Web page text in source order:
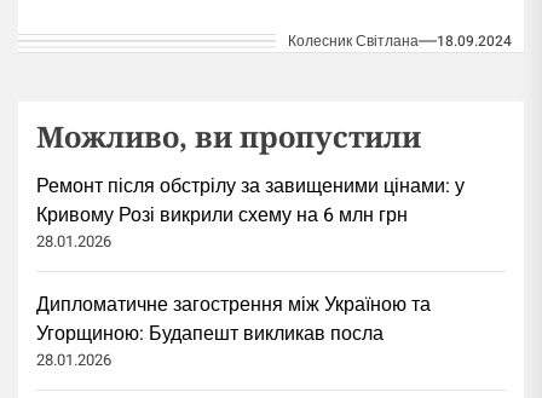
аукціон з приватизації готелю...
Колесник Світлана 18.09.2024
Можливо, ви пропустили
Ремонт після обстрілу за завищеними цінами: у
Кривому Розі викрили схему на 6 млн грн
28.01.2026
Дипломатичне загострення між Україною та
Угорщиною: Будапешт викликав посла
28.01.2026